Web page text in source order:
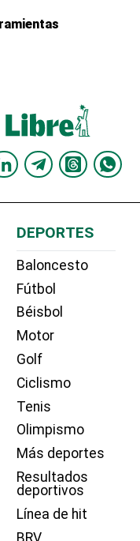
DEPORTES
Baloncesto
Fútbol
Béisbol
Motor
Golf
Ciclismo
Tenis
Olimpismo
Más deportes
Resultados
deportivos
Línea de hit
BRV